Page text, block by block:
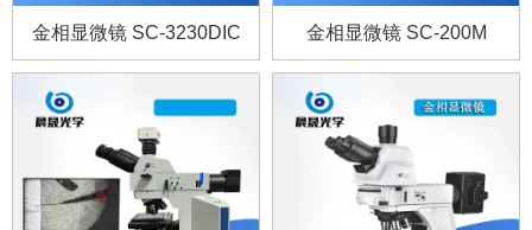
金相显微镜 SC-3230DIC 金相显微镜 SC-200M